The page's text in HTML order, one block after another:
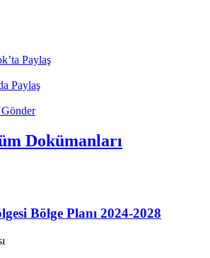
Paylaş
Paylaş
Dokümanları
Bölge Planı 2024-2028